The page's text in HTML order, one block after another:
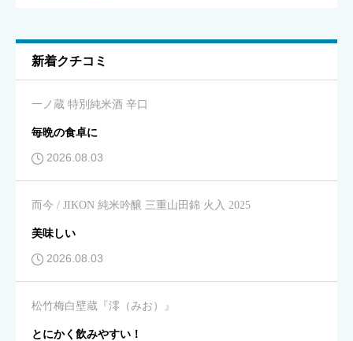
キレ 必須
星の数をお選びください
飲みやすさ 必須
星の数をお選びください
コスパ 必須
新着クチコミ
一ノ蔵 特別純米酒 辛口
毎晩の食卓に
2026.08.03
而今 / JIKON 純米吟醸 三重山田錦 火入 2025
美味しい
2026.08.03
松竹梅白壁蔵『澪（みお）』
とにかく飲みやすい！